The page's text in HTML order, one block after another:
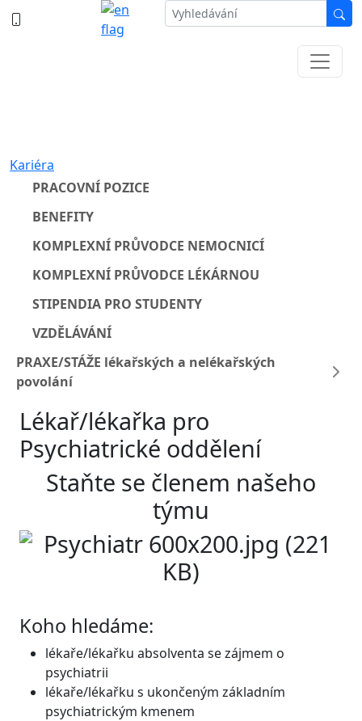
Kariéra
PRACOVNÍ POZICE
BENEFITY
KOMPLEXNÍ PRŮVODCE NEMOCNICÍ
KOMPLEXNÍ PRŮVODCE LÉKÁRNOU
STIPENDIA PRO STUDENTY
VZDĚLÁVÁNÍ
PRAXE/STÁŽE lékařských a nelékařských
povolání
Lékař/lékařka pro
Psychiatrické oddělení
Staňte se členem našeho
týmu
Koho hledáme:
lékaře/lékařku absolventa se zájmem o
psychiatrii
lékaře/lékařku s ukončeným základním
psychiatrickým kmenem